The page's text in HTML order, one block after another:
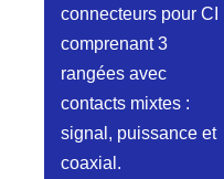
Embase et
Aucune pièce
AUTRES
connecteurs pour CI
comprenant 3
rangées avec
contacts mixtes :
signal, puissance et
coaxial.